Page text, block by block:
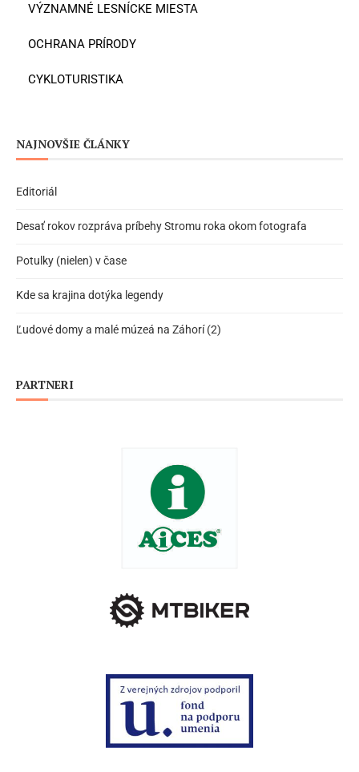
VÝZNAMNÉ LESNÍCKE MIESTA
OCHRANA PRÍRODY
CYKLOTURISTIKA
NAJNOVŠIE ČLÁNKY
Editoriál
Desať rokov rozpráva príbehy Stromu roka okom fotografa
Potulky (nielen) v čase
Kde sa krajina dotýka legendy
Ľudové domy a malé múzeá na Záhorí (2)
PARTNERI